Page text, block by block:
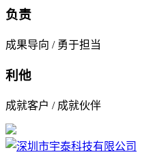
负责
成果导向 / 勇于担当
利他
成就客户 / 成就伙伴